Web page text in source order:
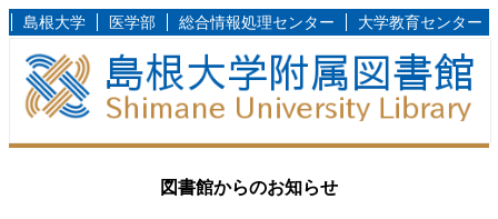
島根大学 医学部 総合情報処理センター 大学教育センター
図書館からのお知らせ